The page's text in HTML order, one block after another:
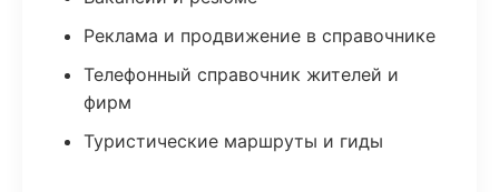
Реклама и продвижение в справочнике
Телефонный справочник жителей и
фирм
Туристические маршруты и гиды